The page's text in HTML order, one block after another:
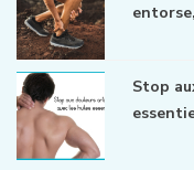
Stop